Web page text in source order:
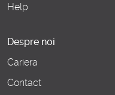
Help
Despre noi
Cariera
Contact